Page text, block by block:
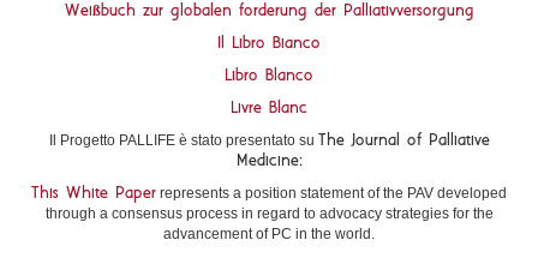
Weißbuch zur globalen forderung der Palliativversorgung
Il Libro Bianco
Libro Blanco
Livre Blanc
Il Progetto PALLIFE è stato presentato su The Journal of Palliative
Medicine:
This White Paper represents a position statement of the PAV developed
through a consensus process in regard to advocacy strategies for the
advancement of PC in the world.